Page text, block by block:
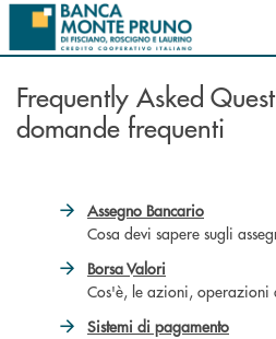
Salta al contenuto principale
Frequently Asked
domande frequenti
Assegno Bancario
Cosa devi sapere sugli
Borsa Valori
Cos'è, le azioni, operazioni
Sistemi di pagamento